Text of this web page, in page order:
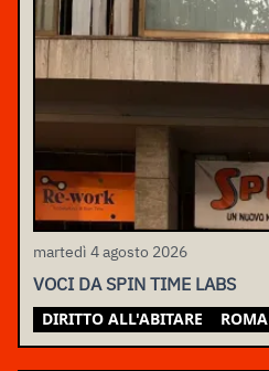
martedì 4 agosto 2026
VOCI DA SPIN TIME LABS
DIRITTO ALL'ABITARE ROMA